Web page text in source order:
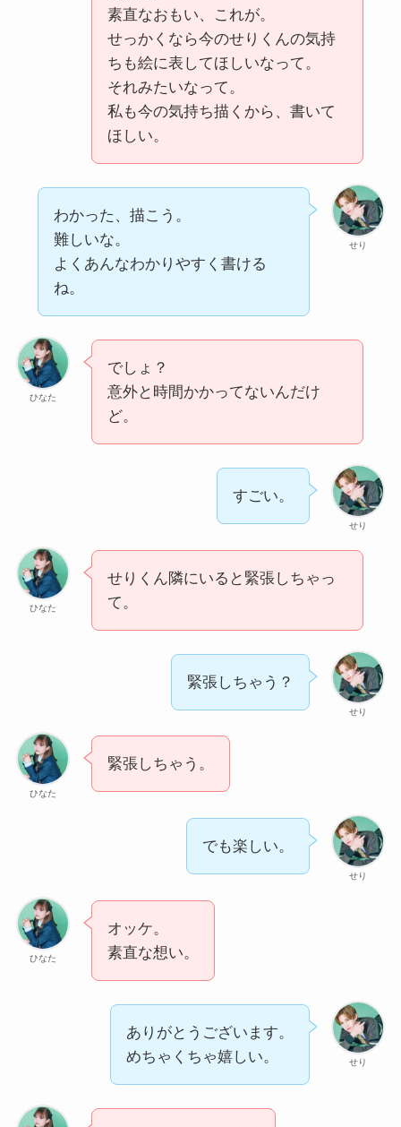
素直なおもい、これが。
せっかくなら今のせりくんの気持
ちも絵に表してほしいなって。
それみたいなって。
私も今の気持ち描くから、書いて
ほしい。
せり
わかった、描こう。
難しいな。
よくあんなわかりやすく書ける
ね。
ひなた
でしょ？
意外と時間かかってないんだけ
ど。
せり
すごい。
ひなた
せりくん隣にいると緊張しちゃっ
て。
せり
緊張しちゃう？
ひなた
緊張しちゃう。
せり
でも楽しい。
ひなた
オッケ。
素直な想い。
せり
ありがとうございます。
めちゃくちゃ嬉しい。